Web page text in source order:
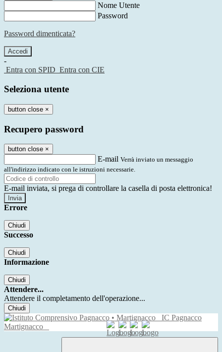
Nome Utente
Password
Password dimenticata?
-
Entra con SPID Entra con CIE
Seleziona utente
button close ×
Recupero password
button close ×
E-mail Verrà inviato un messaggio
all'indirizzo indicato con le istruzioni necessarie.
E-mail inviata, si prega di controllare la casella di posta elettronica!
Errore
Chiudi
Successo
Chiudi
Informazione
Chiudi
Attendere...
Attendere il completamento dell'operazione...
Chiudi
IC Pagnacco
Martignacco